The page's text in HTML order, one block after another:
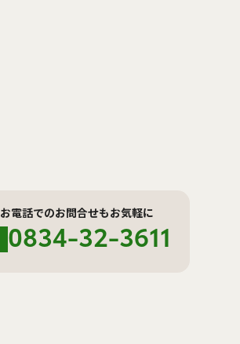
お電話でのお問合せもお気軽に
0834-32-3611